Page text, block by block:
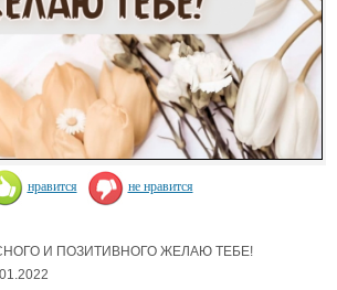
нравится не нравится
И ПОЗИТИВНОГО ЖЕЛАЮ ТЕБЕ!